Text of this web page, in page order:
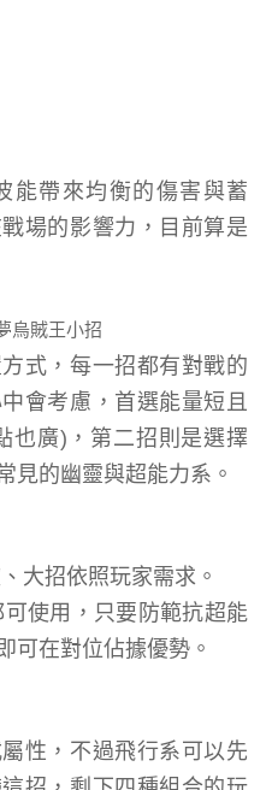
能帶來均衡的傷害與蓄
場的影響力，目前算是
式，每一招都有對戰的
會考慮，首選能量短且
也廣)，第二招則是選擇
見的幽靈與超能力系。
大招依照玩家需求。
使用，只要防範抗超能
可在對位佔據優勢。
性，不過飛行系可以先